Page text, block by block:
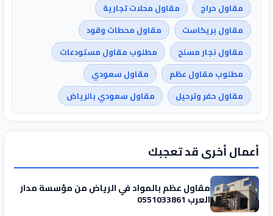
مقاول حراج
مقاول محلات تجارية
مقاول بريكاست
مقاول محطات وقود
مقاول نجار مسلح
مطلوب مقاول مستودعات
مطلوب مقاول عظم
مقاول سعودي
مقاول حفر وترحيل
مقاول سعودي بالرياض
أعمال أخرى قد تعجبك
مقاول عظم بالمواد في الرياض من مؤسسة مدار
العرب 0551033861